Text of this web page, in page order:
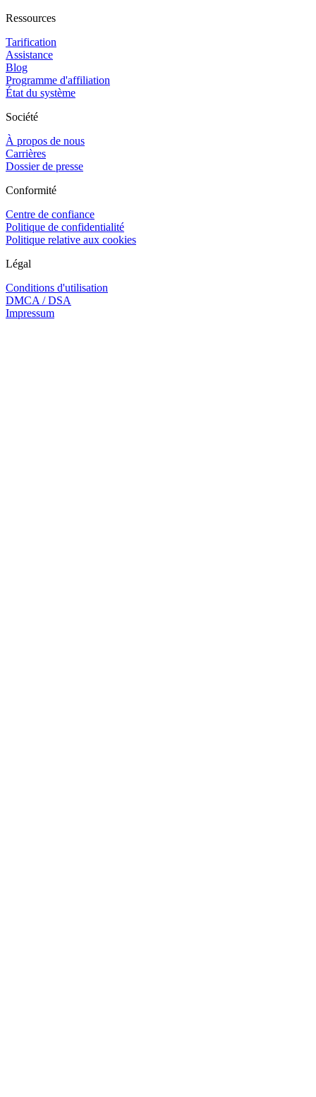
Ressources
Tarification
Assistance
Blog
Programme d'affiliation
État du système
Société
À propos de nous
Carrières
Dossier de presse
Conformité
Centre de confiance
Politique de confidentialité
Politique relative aux cookies
Légal
Conditions d'utilisation
DMCA / DSA
Impressum